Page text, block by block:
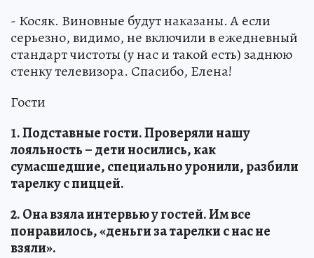
- Косяк. Виновные будут наказаны. А если
серьезно, видимо, не включили в ежедневный
стандарт чистоты (у нас и такой есть) заднюю
стенку телевизора. Спасибо, Елена!
Гости
1. Подставные гости. Проверяли нашу
лояльность – дети носились, как
сумасшедшие, специально уронили, разбили
тарелку с пиццей.
2. Она взяла интервью у гостей. Им все
понравилось, «деньги за тарелки с нас не
взяли».